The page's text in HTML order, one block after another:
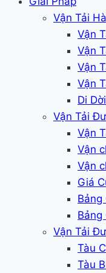
Vận Tải
Vận
Vận
Vận
Vận
Di
Vận Tải
Vận
Vận
Vận
Giá
Bảng
Bảng
Vận Tải
Tàu
Tàu